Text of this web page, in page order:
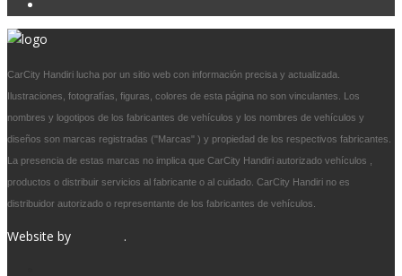
CarCity Handiri lucha por un sitio web con información precisa y actualizada.
Ilustraciones, fotografías, figuras, colores de esta página no son vinculantes. Los
nombres y logotipos de los fabricantes de vehículos y los nombres de vehículos y
diseños son marcas registradas ("Marcas" ) y propiedad de los respectivos fabricantes.
La presencia de estas marcas no implica que CarCity Handiri autorizado vehículos ,
productos o distribuir servicios al fabricante o al cuidado. CarCity Handiri no es
distribuidor autorizado o representante de los fabricantes de vehículos.
Website by
.